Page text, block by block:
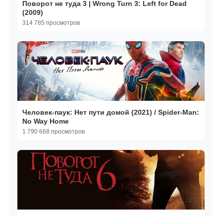
Поворот не туда 3 | Wrong Turn 3: Left for Dead
(2009)
314 785 просмотров
Человек-паук: Нет пути домой (2021) / Spider-Man:
No Way Home
1 790 668 просмотров